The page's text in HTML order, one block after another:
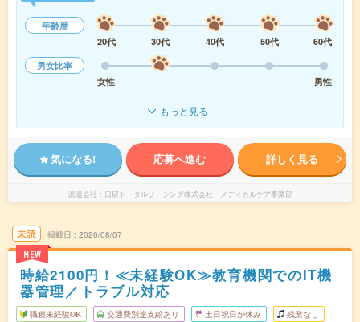
年齢層
20代
30代 40代 50代
60代
男女比率
女性
男性
もっと見る
気になる! 応募へ進む 詳しく見る
派遣会社 日研トータルソーシング株式会社 メディカルケア事業部
未読
NEW
掲載日 2026/08/07
時給2100円！≪未経験OK≫教育機関でのIT機
器管理／トラブル対応
職種未経験OK 交通費別途支給あり 土日祝日が休み 残業なし